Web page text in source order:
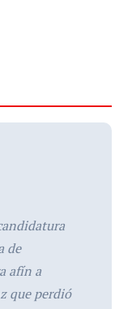
de
afín a
que perdió